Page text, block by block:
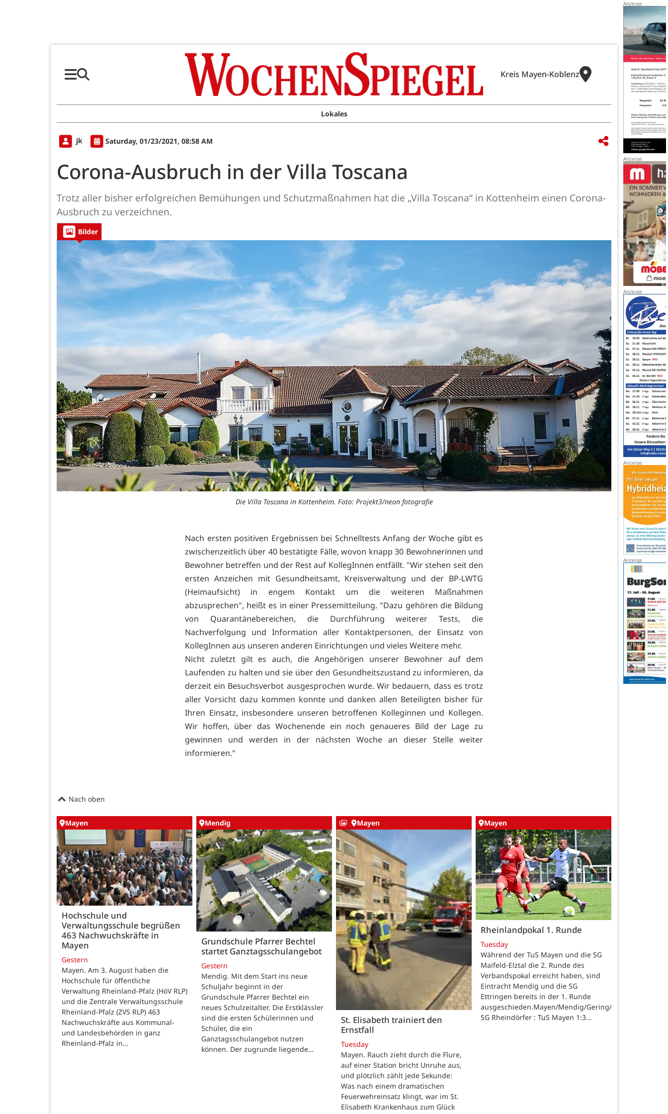
Kreis Mayen-Koblenz
Lokales
jk Saturday, 01/23/2021, 08:58 AM
Corona-Ausbruch in der Villa Toscana
Trotz aller bisher erfolgreichen Bemühungen und Schutzmaßnahmen hat die „Villa Toscana“ in Kottenheim einen Corona-
Ausbruch zu verzeichnen.
Bilder
Die Villa Toscana in Kottenheim. Foto: Projekt3/neon fotografie
Nach ersten positiven Ergebnissen bei Schnelltests Anfang der Woche gibt es
zwischenzeitlich über 40 bestätigte Fälle, wovon knapp 30 Bewohnerinnen und
Bewohner betreffen und der Rest auf KollegInnen entfällt. "Wir stehen seit den
ersten Anzeichen mit Gesundheitsamt, Kreisverwaltung und der BP-LWTG
(Heimaufsicht) in engem Kontakt um die weiteren Maßnahmen
abzusprechen", heißt es in einer Pressemitteilung. "Dazu gehören die Bildung
von Quarantänebereichen, die Durchführung weiterer Tests, die
Nachverfolgung und Information aller Kontaktpersonen, der Einsatz von
KollegInnen aus unseren anderen Einrichtungen und vieles Weitere mehr.
Nicht zuletzt gilt es auch, die Angehörigen unserer Bewohner auf dem
Laufenden zu halten und sie über den Gesundheitszustand zu informieren, da
derzeit ein Besuchsverbot ausgesprochen wurde. Wir bedauern, dass es trotz
aller Vorsicht dazu kommen konnte und danken allen Beteiligten bisher für
Ihren Einsatz, insbesondere unseren betroffenen Kolleginnen und Kollegen.
Wir hoffen, über das Wochenende ein noch genaueres Bild der Lage zu
gewinnen und werden in der nächsten Woche an dieser Stelle weiter
informieren."
Nach oben
Mayen
Hochschule und
Verwaltungsschule begrüßen
463 Nachwuchskräfte in
Mayen
Gestern
Mayen. Am 3. August haben die
Hochschule für öffentliche
Verwaltung Rheinland-Pfalz (HöV RLP)
und die Zentrale Verwaltungsschule
Rheinland-Pfalz (ZVS RLP) 463
Nachwuchskräfte aus Kommunal-
und Landesbehörden in ganz
Rheinland-Pfalz in…
Mendig
Grundschule Pfarrer Bechtel
startet Ganztagsschulangebot
Gestern
Mendig. Mit dem Start ins neue
Schuljahr beginnt in der
Grundschule Pfarrer Bechtel ein
neues Schulzeitalter. Die Erstklässler
sind die ersten Schülerinnen und
Schüler, die ein
Ganztagsschulangebot nutzen
können. Der zugrunde liegende…
Mayen
St. Elisabeth trainiert den
Ernstfall
Tuesday
Mayen. Rauch zieht durch die Flure,
auf einer Station bricht Unruhe aus,
und plötzlich zählt jede Sekunde:
Was nach einem dramatischen
Feuerwehreinsatz klingt, war im St.
Elisabeth Krankenhaus zum Glück
Mayen
Rheinlandpokal 1. Runde
Tuesday
Während der TuS Mayen und die SG
Maifeld-Elztal die 2. Runde des
Verbandspokal erreicht haben, sind
Eintracht Mendig und die SG
Ettringen bereits in der 1. Runde
ausgeschieden.Mayen/Mendig/Gering/Ettringen.
SG Rheindörfer : TuS Mayen 1:3…